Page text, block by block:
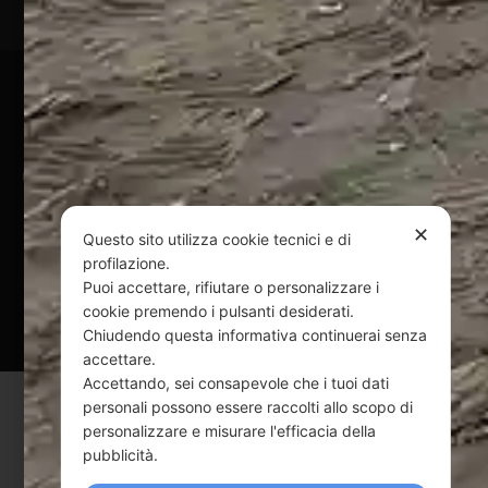
Pagamenti Sicuri
@ Copyright 2024 Webpesca è un brand Intent di Federico
Andrenacci P.Iva 01917920678
Via G. Galilei n. 2 – 64018 Tortoreto TE | REA TE-168019 |
Mail:
info@webpesca.it| Pec:federicoandrenacci@pec.it
Questo sito è protetto da Google reCAPTCHA
v3,
Privacy Policye Terms of Servicedi Google.
✕
Questo sito utilizza cookie tecnici e di
profilazione.
Puoi accettare, rifiutare o personalizzare i
cookie premendo i pulsanti desiderati.
Chiudendo questa informativa continuerai senza
accettare.
Accettando, sei consapevole che i tuoi dati
personali possono essere raccolti allo scopo di
personalizzare e misurare l'efficacia della
pubblicità.